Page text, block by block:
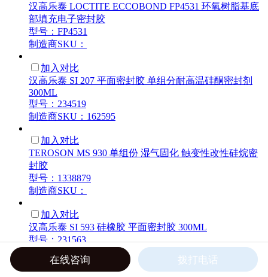
汉高乐泰 LOCTITE ECCOBOND FP4531 环氧树脂基底
部填充电子密封胶
型号：FP4531
制造商SKU：
加入对比
汉高乐泰 SI 207 平面密封胶 单组分耐高温硅酮密封剂
300ML
型号：234519
制造商SKU：162595
加入对比
TEROSON MS 930 单组份 湿气固化 触变性改性硅烷密
封胶
型号：1338879
制造商SKU：
加入对比
汉高乐泰 SI 593 硅橡胶 平面密封胶 300ML
型号：231563
在线咨询 拨打电话